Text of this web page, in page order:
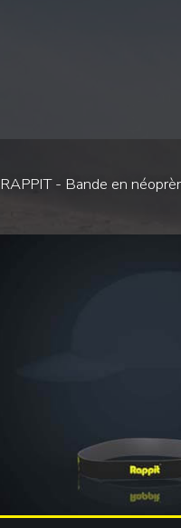
RAPPIT - Bande en